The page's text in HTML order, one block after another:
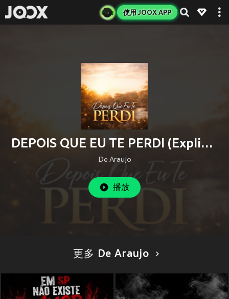
使用 JOOX APP
DEPOIS QUE EU TE PERDI (Explicit)
De Araujo
播放
更多 De Araujo